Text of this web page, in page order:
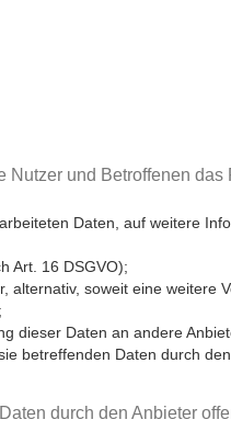
Nutzer und Betroffenen das
Daten, auf weitere
Art. 16 DSGVO);
soweit eine weitere
Daten an andere
betreffenden Daten durch
durch den Anbieter